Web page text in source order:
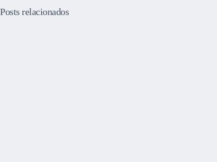
Posts relacionados